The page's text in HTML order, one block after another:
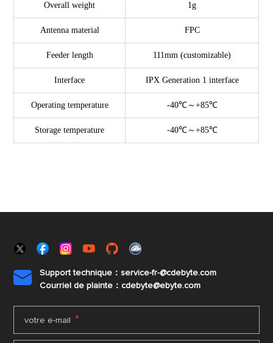
Overall weight 1g
Antenna material FPC
Feeder length 111mm (customizable)
Interface IPX Generation 1 interface
Operating temperature -40℃～+85℃
Storage temperature -40℃～+85℃

Support technique：service-fr-@cdebyte.com
Courriel de plainte：cdebyte@ebyte.com
votre e-mail *